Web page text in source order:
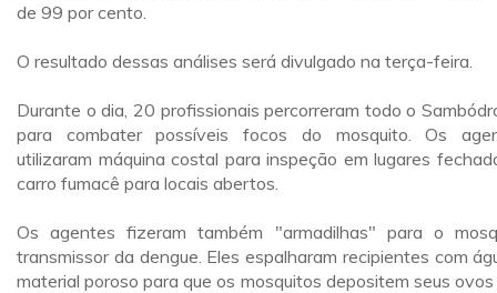
de 99 por cento.
O resultado dessas análises será divulgado na terça-feira.
Durante o dia, 20 profissionais percorreram todo o
para combater possíveis focos do mosquito. Os
utilizaram máquina costal para inspeção em lugares
carro fumacê para locais abertos.
Os agentes fizeram também "armadilhas" para o
transmissor da dengue. Eles espalharam recipientes com
material poroso para que os mosquitos depositem seus